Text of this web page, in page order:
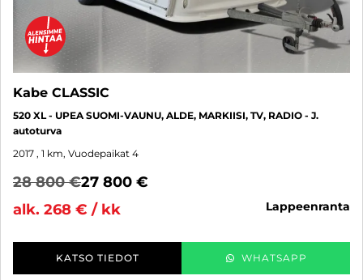
Kabe CLASSIC
520 XL - UPEA SUOMI-VAUNU, ALDE, MARKIISI, TV, RADIO - J.
autoturva
2017 , 1 km, Vuodepaikat 4
28 800 €27 800 €
alk. 268 € / kk
lappeenranta
KATSO TIEDOT WHATSAPP